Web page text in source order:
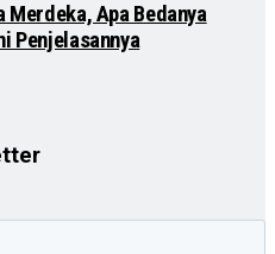
Apa Bedanya
Penjelasannya